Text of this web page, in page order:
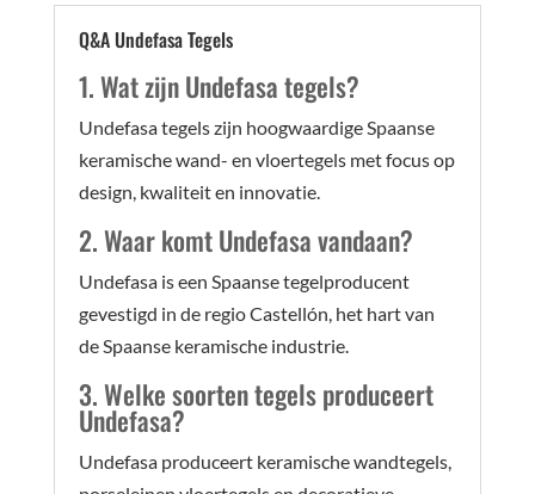
Q&A Undefasa Tegels
1. Wat zijn Undefasa tegels?
Undefasa tegels zijn hoogwaardige Spaanse
keramische wand- en vloertegels met focus op
design, kwaliteit en innovatie.
2. Waar komt Undefasa vandaan?
Undefasa is een Spaanse tegelproducent
gevestigd in de regio Castellón, het hart van
de Spaanse keramische industrie.
3. Welke soorten tegels produceert
Undefasa?
Undefasa produceert keramische wandtegels,